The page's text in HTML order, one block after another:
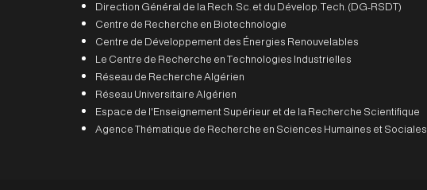
Direction Général de la Rech. Sc. et du Dévelop. Tech. (DG-RSDT)
Centre de Recherche en Biotechnologie
Centre de Développement des Énergies Renouvelables
Le Centre de Recherche en Technologies Industrielles
Réseau de Recherche Algérien
Réseau Universitaire Algérien
Espace de l'Enseignement Supérieur et de la Recherche Scientifique
Agence Thématique de Recherche en Sciences Humaines et Sociales